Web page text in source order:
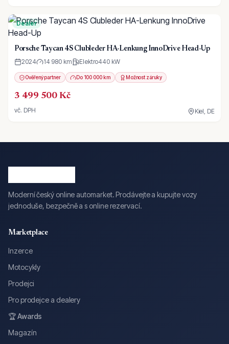
Dealer
Porsche Taycan 4S Clubleder HA-Lenkung InnoDrive Head-Up
2024 14 980 km Elektro440 kW
Ověřený partner Do 100 000 km Možnost záruky
3 499 500 Kč
vč. DPH Kiel, DE
Moderní český online automarket. Prodávejte a kupujte vozy
jednoduše, bezpečně a s online rezervací.
Marketplace
Inzerce
Motocykly
Prodejci
Pro prodejce a dealery
🏆 Awards
Magazín